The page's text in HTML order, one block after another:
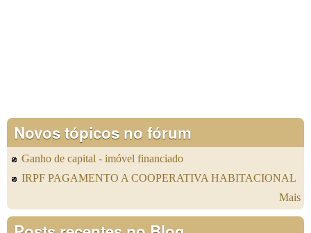
Novos tópicos no fórum
Ganho de capital - imóvel financiado
IRPF PAGAMENTO A COOPERATIVA HABITACIONAL
Mais